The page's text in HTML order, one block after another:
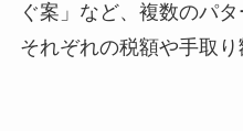
ぐ案」など、複数のパ
それぞれの税額や手取り